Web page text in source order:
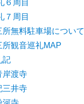
６周目
７周目
所無料駐車場について
所観音巡礼MAP
記
渡寺
井寺